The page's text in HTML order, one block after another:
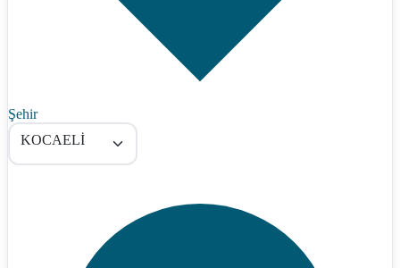
Şehir
KOCAELİ